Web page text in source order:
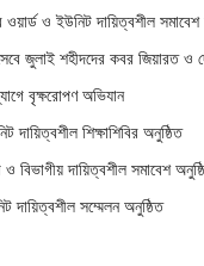
ওয়ার্ড ও ইউনিট দায়িত্বশীল সমাবেশ
জুলাই শহীদদের কবর জিয়ারত ও
বৃক্ষরোপণ অভিযান
শিক্ষাশিবির অনুষ্ঠিত
ও বিভাগীয় দায়িত্বশীল সমাবেশ
দায়িত্বশীল সম্মেলন অনুষ্ঠিত